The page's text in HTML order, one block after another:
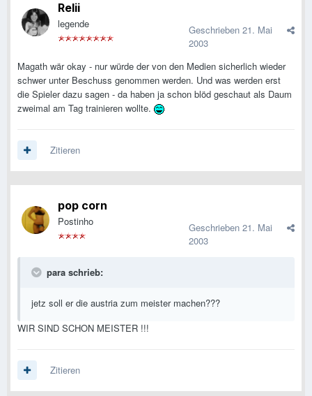
Relii
legende Geschrieben 21. Mai
2003
Magath wär okay - nur würde der von den Medien sicherlich wieder
schwer unter Beschuss genommen werden. Und was werden erst
die Spieler dazu sagen - da haben ja schon blöd geschaut als Daum
zweimal am Tag trainieren wollte.
Zitieren
pop corn
Postinho Geschrieben 21. Mai
2003
para schrieb:
jetz soll er die austria zum meister machen???
WIR SIND SCHON MEISTER !!!
Zitieren